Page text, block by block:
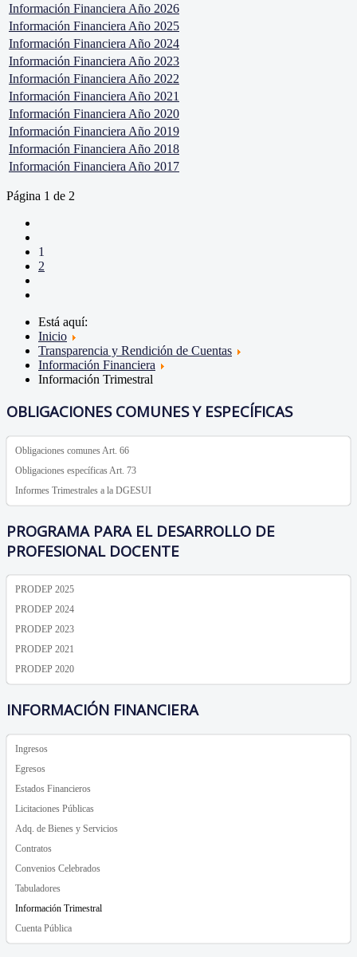
Información Financiera Año 2026
Información Financiera Año 2025
Información Financiera Año 2024
Información Financiera Año 2023
Información Financiera Año 2022
Información Financiera Año 2021
Información Financiera Año 2020
Información Financiera Año 2019
Información Financiera Año 2018
Información Financiera Año 2017
Página 1 de 2
1
2
Está aquí:
Inicio
Transparencia y Rendición de Cuentas
Información Financiera
Información Trimestral
OBLIGACIONES COMUNES Y ESPECÍFICAS
Obligaciones comunes Art. 66
Obligaciones específicas Art. 73
Informes Trimestrales a la DGESUI
PROGRAMA PARA EL DESARROLLO DE
PROFESIONAL DOCENTE
PRODEP 2025
PRODEP 2024
PRODEP 2023
PRODEP 2021
PRODEP 2020
INFORMACIÓN FINANCIERA
Ingresos
Egresos
Estados Financieros
Licitaciones Públicas
Adq. de Bienes y Servicios
Contratos
Convenios Celebrados
Tabuladores
Información Trimestral
Cuenta Pública